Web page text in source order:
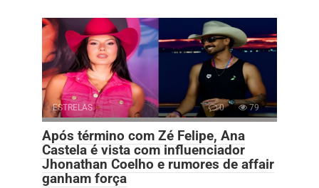
ESTRELAS 0 79
Após término com Zé Felipe, Ana
Castela é vista com influenciador
Jhonathan Coelho e rumores de affair
ganham força